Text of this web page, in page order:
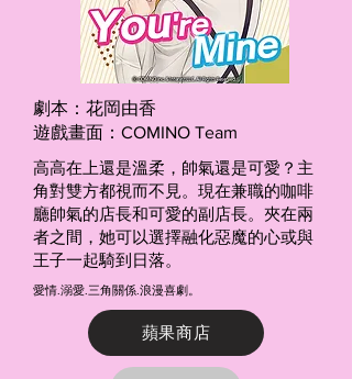
劇本：花岡由香
遊戲畫面：COMINO Team
高高在上還是溫柔，帥氣還是可愛？主
角對雙方都視而不見。現在兼職的咖啡
廳帥氣的店長和可愛的副店長。夾在兩
者之間，她可以選擇融化惡魔的心或與
王子一起騎到日落。
愛情.溺愛.三角關係.浪漫喜劇。
蘋果商店